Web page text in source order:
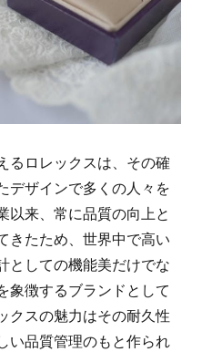
るロレックスは、その確
デザインで多くの人々を
以来、常に品質の向上と
きたため、世界中で高い
としての機能美だけでな
象徴するブランドとして
クスの魅力はその耐久性
い品質管理のもと作られ